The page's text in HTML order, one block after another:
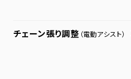
チェーン張り調整 （電動アシスト）